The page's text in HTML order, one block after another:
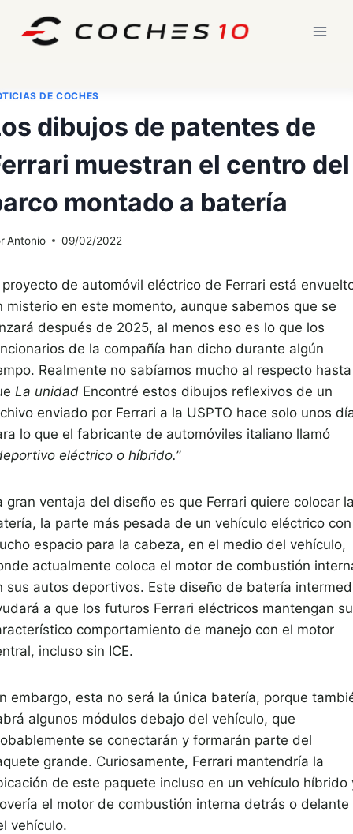
DE COCHES
dibujos de patentes de
muestran el centro del
montado a batería
Antonio 09/02/2022
proyecto de automóvil eléctrico de Ferrari está
misterio en este momento, aunque sabemos que se
después de 2025, al menos eso es lo que los
de la compañía han dicho durante algún
Realmente no sabíamos mucho al respecto hasta
La unidad Encontré estos dibujos reflexivos de un
enviado por Ferrari a la USPTO hace solo unos
lo que el fabricante de automóviles italiano llamó
eléctrico o híbrido.”
gran ventaja del diseño es que Ferrari quiere colocar
la parte más pesada de un vehículo eléctrico con
espacio para la cabeza, en el medio del vehículo,
actualmente coloca el motor de combustión
sus autos deportivos. Este diseño de batería
a que los futuros Ferrari eléctricos mantengan su
comportamiento de manejo con el motor
incluso sin ICE.
embargo, esta no será la única batería, porque
algunos módulos debajo del vehículo, que
se conectarán y formarán parte del
grande. Curiosamente, Ferrari mantendría la
de este paquete incluso en un vehículo híbrido
el motor de combustión interna detrás o delante
vehículo.